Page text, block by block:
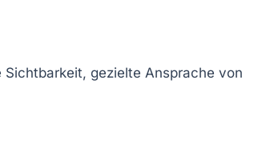
gezielte Ansprache von